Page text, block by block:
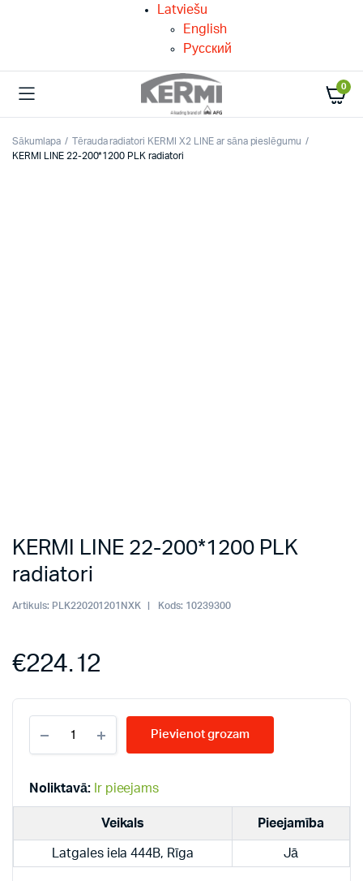
Latviešu
English
Русский
0
Sākumlapa
Tērauda radiatori KERMI X2 LINE ar sāna pieslēgumu
KERMI LINE 22-200*1200 PLK radiatori
KERMI LINE 22-200*1200 PLK
radiatori
Artikuls: PLK220201201NXK Kods: 10239300
€224.12
LINE
22-
PLK
Pievienot grozam
Noliktavā: Ir pieejams
Veikals Pieejamība
Latgales iela 444B, Rīga Jā